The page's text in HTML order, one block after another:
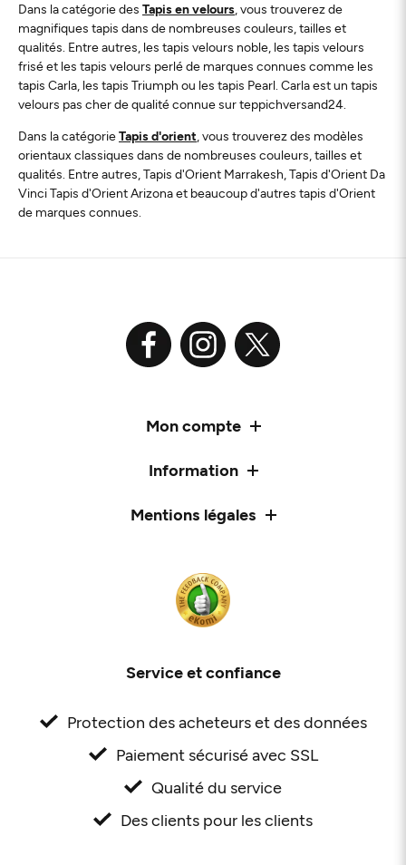
Dans la catégorie des Tapis en velours , vous trouverez de
magnifiques tapis dans de nombreuses couleurs, tailles et
qualités. Entre autres, les tapis velours noble, les tapis velours
frisé et les tapis velours perlé de marques connues comme les
tapis Carla, les tapis Triumph ou les tapis Pearl. Carla est un tapis
velours pas cher de qualité connue sur teppichversand24.
Dans la catégorieTapis d'orient , vous trouverez des modèles
orientaux classiques dans de nombreuses couleurs, tailles et
qualités. Entre autres, Tapis d'Orient Marrakesh, Tapis d'Orient Da
Vinci Tapis d'Orient Arizona et beaucoup d'autres tapis d'Orient
de marques connues.
Mon compte
Information
Mentions légales
Service et confiance
Protection des acheteurs et des données
Paiement sécurisé avec SSL
Qualité du service
Des clients pour les clients